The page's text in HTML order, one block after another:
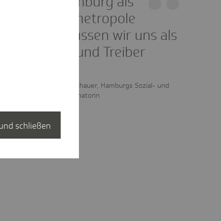
Gesundheitsmetropole
begreifen, müssen wir uns als
Impulsgeber und Treiber
Melanie Schlotzhauer, Hamburgs Sozial- und
Gesundheitssenatorin
schließen